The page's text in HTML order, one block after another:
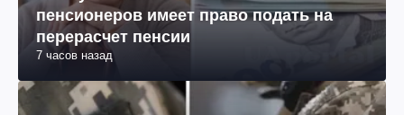
пенсионеров имеет право подать на
перерасчет пенсии
7 часов назад